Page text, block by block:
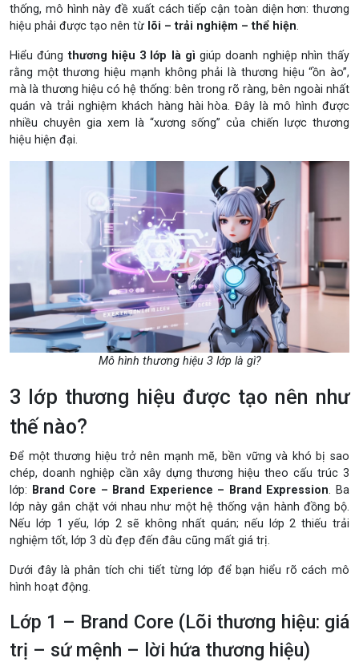
thống, mô hình này đề xuất cách tiếp cận toàn diện hơn: thương
hiệu phải được tạo nên từ lõi – trải nghiệm – thể hiện.
Hiểu đúngthương hiệu 3 lớp là gì giúp doanh nghiệp nhìn thấy
rằng một thương hiệu mạnh không phải là thương hiệu “ồn ào”,
mà là thương hiệu có hệ thống: bên trong rõ ràng, bên ngoài nhất
quán và trải nghiệm khách hàng hài hòa. Đây là mô hình được
nhiều chuyên gia xem là “xương sống” của chiến lược thương
hiệu hiện đại.
Mô hình thương hiệu 3 lớp là gì?
3 lớp thương hiệu được tạo nên như
thế nào?
Để một thương hiệu trở nên mạnh mẽ, bền vững và khó bị sao
chép, doanh nghiệp cần xây dựng thương hiệu theo cấu trúc 3
lớp: Brand Core – Brand Experience – Brand Expression. Ba
lớp này gắn chặt với nhau như một hệ thống vận hành đồng bộ.
Nếu lớp 1 yếu, lớp 2 sẽ không nhất quán; nếu lớp 2 thiếu trải
nghiệm tốt, lớp 3 dù đẹp đến đâu cũng mất giá trị.
Dưới đây là phân tích chi tiết từng lớp để bạn hiểu rõ cách mô
hình hoạt động.
Lớp 1 – Brand Core (Lõi thương hiệu: giá
trị – sứ mệnh – lời hứa thương hiệu)